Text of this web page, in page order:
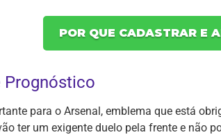
POR QUE CADASTRAR E
Prognóstico
para o Arsenal, emblema que está
ter um exigente duelo pela frente e não